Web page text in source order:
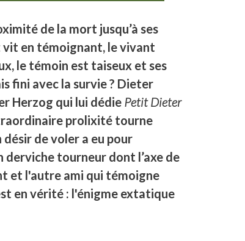
de la mort jusqu’à ses
vit en témoignant, le vivant
le témoin est taiseux et ses
fini avec la survie ? Dieter
Herzog qui lui dédie Petit Dieter
prolixité tourne
de voler a eu pour
tourneur dont l’axe de
et l'autre ami qui témoigne
en vérité : l'énigme extatique